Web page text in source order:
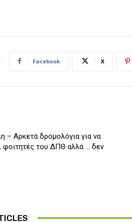
Facebook X
– Αρκετά δρομολόγια για να
φοιτητές του ΔΠΘ αλλά … δεν